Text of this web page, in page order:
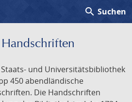
search Suchen
und Universitätsbibliothek
450 abendländische
Die Handschriften